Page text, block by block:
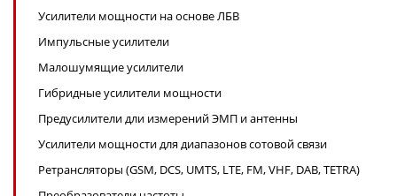
Усилители мощности на основе ЛБВ
Импульсные усилители
Малошумящие усилители
Гибридные усилители мощности
Предусилители дли измерений ЭМП и антенны
Усилители мощности для диапазонов сотовой связи
Ретрансляторы (GSM, DCS, UMTS, LTE, FM, VHF, DAB, TETRA)